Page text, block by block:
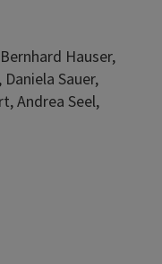
Hauser,
Sauer,
Andrea Seel,